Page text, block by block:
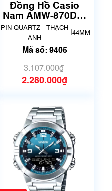
chưa qua sử dụng)
Đồng Hồ Casio
Nam AMW-870DA-
2A2VDF | New | Mã
số 9405
PIN QUARTZ - THẠCH
ANH
44MM
Mã số: 9405
3.107.000₫
2.280.000₫